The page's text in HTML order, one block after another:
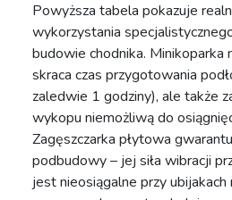
Powyższa tabela pokazuje
wykorzystania
budowie chodnika. Minikoparka
skraca czas przygotowania
zaledwie 1 godziny), ale także
wykopu niemożliwą do
Zagęszczarka płytowa
podbudowy – jej siła wibracji
jest nieosiągalne przy ubijakach